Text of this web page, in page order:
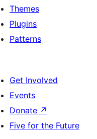
Themes
Plugins
Patterns
Get Involved
Events
Donate ↗
Five for the Future